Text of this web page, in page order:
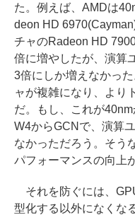
た。例えば、AMDは
deon HD
チャのRadeon HD
倍に増やしたが、演算
3倍にしか増えなかっ
ャが複雑になり、より
だ。もし、これが
W4からGCNで、演算
なかっただろう。そう
パフォーマンスの向上
それを防ぐには、
型化する以外になくな